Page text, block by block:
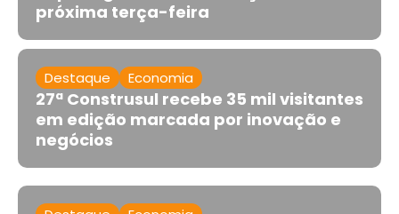
próxima terça-feira
Destaque Economia
27ª Construsul recebe 35 mil visitantes
em edição marcada por inovação e
negócios